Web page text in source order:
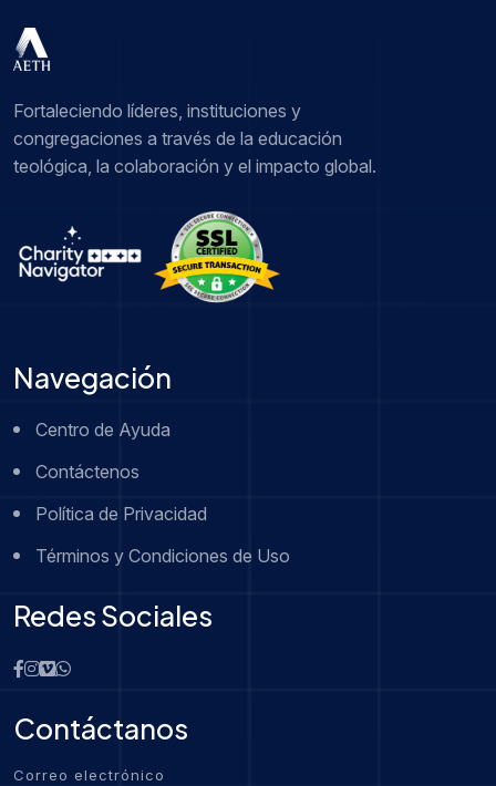
Fortaleciendo líderes, instituciones y
congregaciones a través de la educación
teológica, la colaboración y el impacto global.
Navegación
Centro de Ayuda
Contáctenos
Política de Privacidad
Términos y Condiciones de Uso
Redes Sociales
Contáctanos
Correo electrónico